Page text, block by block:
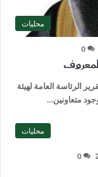
محليات
0
الرئاسة العامة لهيئة
متعاونين…
محليات
0